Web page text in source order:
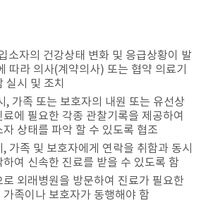
소자의 건강상태 변화 및 응급상황이 발
따라 의사(계약의사) 또는 협약 의료기
실시 및 조치
, 가족 또는 보호자의 내원 또는 유선상
에 필요한 각종 관찰기록을 제공하여
상태를 파악 할 수 있도록 협조
가족 및 보호자에게 연락을 취함과 동시
여 신속한 진료를 받을 수 있도록 함
로 외래병원을 방문하여 진료가 필요한
족이나 보호자가 동행해야 함